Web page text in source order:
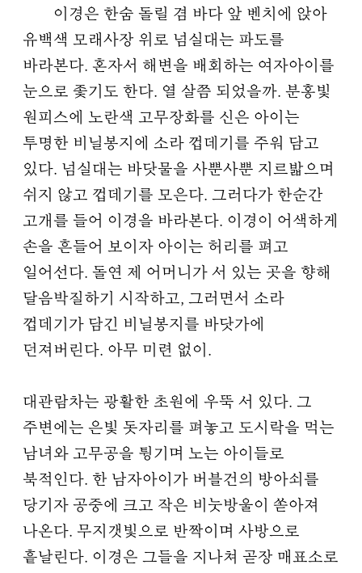
이경은 한숨 돌릴 겸 바다 앞 벤치에 앉아
유백색 모래사장 위로 넘실대는 파도를
바라본다. 혼자서 해변을 배회하는 여자아이를
눈으로 좇기도 한다. 열 살쯤 되었을까. 분홍빛
원피스에 노란색 고무장화를 신은 아이는
투명한 비닐봉지에 소라 껍데기를 주워 담고
있다. 넘실대는 바닷물을 사뿐사뿐 지르밟으며
쉬지 않고 껍데기를 모은다. 그러다가 한순간
고개를 들어 이경을 바라본다. 이경이 어색하게
손을 흔들어 보이자 아이는 허리를 펴고
일어선다. 돌연 제 어머니가 서 있는 곳을 향해
달음박질하기 시작하고, 그러면서 소라
껍데기가 담긴 비닐봉지를 바닷가에
던져버린다. 아무 미련 없이.
대관람차는 광활한 초원에 우뚝 서 있다. 그
주변에는 은빛 돗자리를 펴놓고 도시락을 먹는
남녀와 고무공을 튕기며 노는 아이들로
북적인다. 한 남자아이가 버블건의 방아쇠를
당기자 공중에 크고 작은 비눗방울이 쏟아져
나온다. 무지갯빛으로 반짝이며 사방으로
흩날린다. 이경은 그들을 지나쳐 곧장 매표소로